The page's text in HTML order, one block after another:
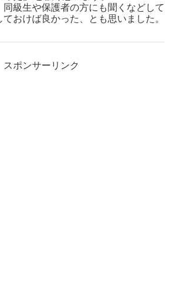
級生や保護者の方にも聞くなどして
おけば良かった、とも思いました。
スポンサーリンク